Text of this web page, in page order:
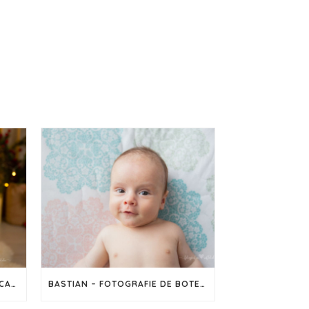
SEDINȚĂ FOTO DE CRĂCIUN – CAPTUREAZĂ MAGIA SĂRBĂTORILOR ÎN IMAGINI BASTIAN – FOTOGRAFIE DE BOTEZ ÎN CLUJ-NAPOCA